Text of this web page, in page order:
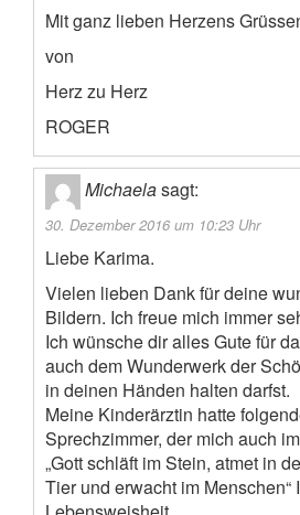
Mit ganz lieben Herzens
von
Herz zu Herz
ROGER
Michaelasagt:
30. Dezember 2016 um 10:23 Uhr
Liebe Karima.
Vielen lieben Dank für deine
Bildern. Ich freue mich immer
Ich wünsche dir alles Gute für
auch dem Wunderwerk der
in deinen Händen halten darfst.
Meine Kinderärztin hatte
Sprechzimmer, der mich auch
„Gott schläft im Stein, atmet in
Tier und erwacht im Menschen“